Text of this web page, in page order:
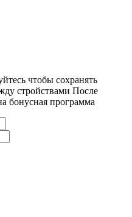
чтобы сохранять
стройствами После
бонусная программа